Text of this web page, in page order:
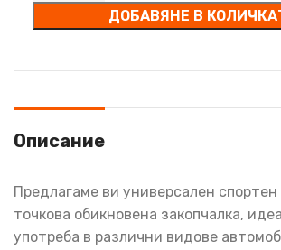
ДОБАВЯНЕ В
Описание
Предлагаме ви универсален
точкова обикновена закопчалка,
употреба в различни видове